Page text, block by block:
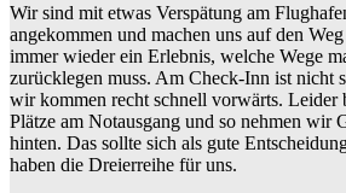
Wir sind mit etwas Verspätung am
angekommen und machen uns auf den
immer wieder ein Erlebnis, welche Wege
zurücklegen muss. Am Check-Inn ist nicht
wir kommen recht schnell vorwärts. Leider
Plätze am Notausgang und so nehmen wir
hinten. Das sollte sich als gute
haben die Dreierreihe für uns.